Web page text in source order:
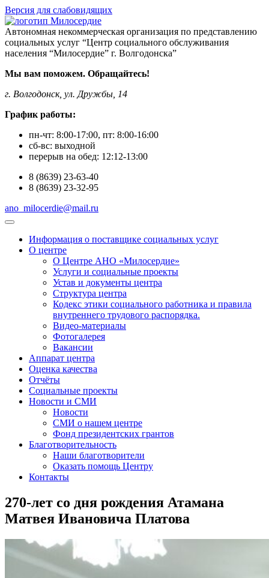
Версия для слабовидящих
Автономная некоммерческая организация по представлению
социальных услуг “Центр социального обслуживания
населения “Милосердие” г. Волгодонска”
Мы вам поможем. Обращайтесь!
г. Волгодонск, ул. Дружбы, 14
График работы:
пн-чт: 8:00-17:00, пт: 8:00-16:00
сб-вс: выходной
перерыв на обед: 12:12-13:00
8 (8639) 23-63-40
8 (8639) 23-32-95
ano_milocerdie@mail.ru
Информация о поставщике социальных услуг
О центре
О Центре АНО «Милосердие»
Услуги и социальные проекты
Устав и документы центра
Структура центра
Кодекс этики социального работника и правила
внутреннего трудового распорядка.
Видео-материалы
Фотогалерея
Вакансии
Аппарат центра
Оценка качества
Отчёты
Социальные проекты
Новости и СМИ
Новости
СМИ о нашем центре
Фонд президентских грантов
Благотворительность
Наши благотворители
Оказать помощь Центру
Контакты
270-лет со дня рождения Атамана
Матвея Ивановича Платова